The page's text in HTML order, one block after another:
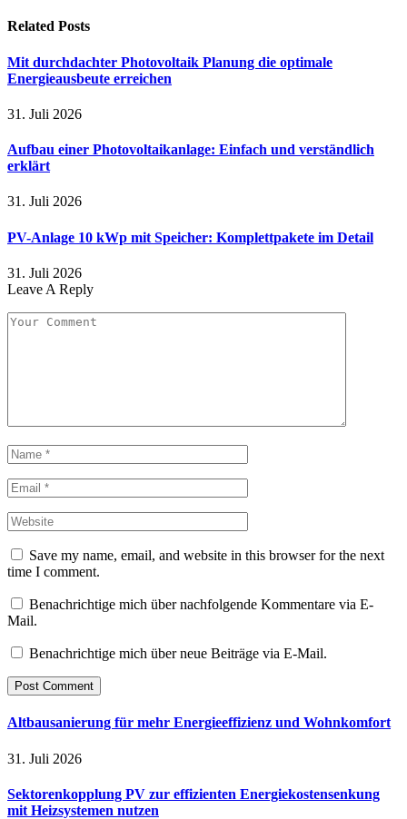
Related Posts
Mit durchdachter Photovoltaik Planung die optimale
Energieausbeute erreichen
31. Juli 2026
Aufbau einer Photovoltaikanlage: Einfach und verständlich
erklärt
31. Juli 2026
PV-Anlage 10 kWp mit Speicher: Komplettpakete im Detail
31. Juli 2026
Leave A Reply
Save my name, email, and website in this browser for the next
time I comment.
Benachrichtige mich über nachfolgende Kommentare via E-
Mail.
Benachrichtige mich über neue Beiträge via E-Mail.
Altbausanierung für mehr Energieeffizienz und Wohnkomfort
31. Juli 2026
Sektorenkopplung PV zur effizienten Energiekostensenkung
mit Heizsystemen nutzen